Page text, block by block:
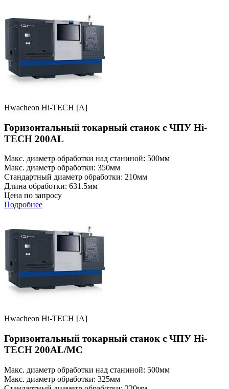
Hwacheon Hi-TECH [A]
Горизонтальный токарный станок с ЧПУ Hi-
TECH 200AL
Макс. диаметр обработки над станиной: 500мм
Макс. диаметр обработки: 350мм
Стандартный диаметр обработки: 210мм
Длина обработки: 631.5мм
Цена по запросу
Подробнее
Hwacheon Hi-TECH [A]
Горизонтальный токарный станок с ЧПУ Hi-
TECH 200AL/MC
Макс. диаметр обработки над станиной: 500мм
Макс. диаметр обработки: 325мм